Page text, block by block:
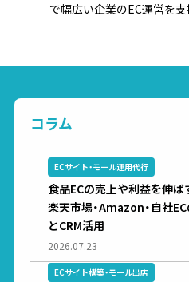
で幅広い企業のEC運営を支
コラム
ECサイト・モール運用代行
食品ECの売上や利益を伸ば
楽天市場・Amazon・自社
とCRM活用
2026.07.23
ECサイト構築・モール出店